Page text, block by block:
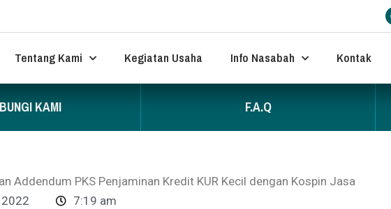
Tentang Kami Kegiatan Usaha Info Nasabah Kontak
KAMI F.A.Q
Addendum PKS Penjaminan Kredit KUR Kecil dengan Kospin Jasa
2022
7:19 am